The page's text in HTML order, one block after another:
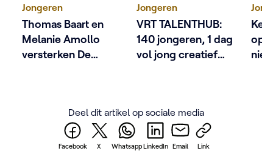
Jongeren
Thomas Baart en
Melanie Amollo
versterken De
Jongeren
VRT TALENTHUB:
140 jongeren, 1 dag
vol jong creatief
op
Deel dit artikel op sociale media
Facebook X WhatsappLinkedIn Email Link